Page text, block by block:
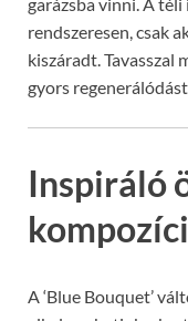
rendszeresen, csak
kiszáradt. Tavasszal
gyors regenerálódást.
Inspiráló
A ‘Blue Bouquet’